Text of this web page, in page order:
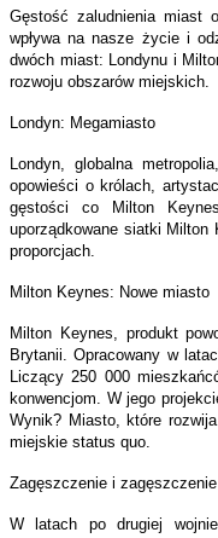
Gęstość zaludnienia miast
wpływa na nasze życie i
dwóch miast: Londynu i
rozwoju obszarów miejskich.
Londyn: Megamiasto
Londyn, globalna
opowieści o królach,
gęstości co Milton
uporządkowane siatki Milton
proporcjach.
Milton Keynes: Nowe miasto
Milton Keynes, produkt
Brytanii. Opracowany w
Liczący 250 000
konwencjom. W jego
Wynik? Miasto, które
miejskie status quo.
Zagęszczenie i zagęszczenie
W latach po drugiej wojnie